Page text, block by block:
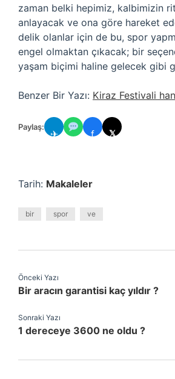
zaman belki hepimiz, kalbimizin
anlayacak ve ona göre hareket
delik olanlar için de bu, spor
engel olmaktan çıkacak; bir
yaşam biçimi haline gelecek gibi
Benzer Bir Yazı: Kiraz Festivali
Paylaş:
✈ f 𝕏
Tarih: Makaleler
bir spor ve
Önceki Yazı
Bir aracın garantisi kaç yıldır ?
Sonraki Yazı
1 dereceye 3600 ne oldu ?